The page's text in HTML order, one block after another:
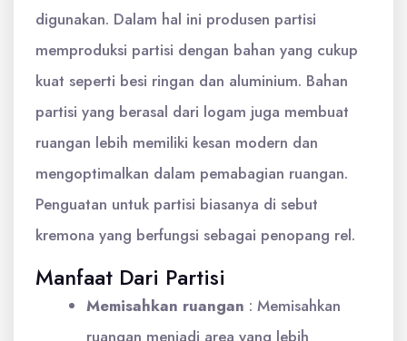
digunakan. Dalam hal ini produsen partisi
memproduksi partisi dengan bahan yang cukup
kuat seperti besi ringan dan aluminium. Bahan
partisi yang berasal dari logam juga membuat
ruangan lebih memiliki kesan modern dan
mengoptimalkan dalam pemabagian ruangan.
Penguatan untuk partisi biasanya di sebut
kremona yang berfungsi sebagai penopang rel.
Manfaat Dari Partisi
Memisahkan ruangan : Memisahkan
ruangan menjadi area yang lebih